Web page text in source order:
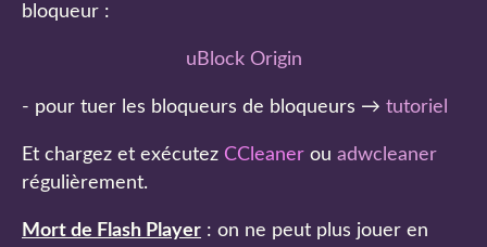
bloqueur :
uBlock Origin
- pour tuer les bloqueurs de bloqueurs → tutoriel
Et chargez et exécutez CCleaner ou adwcleaner
régulièrement.
Mort de Flash Player : on ne peut plus jouer en